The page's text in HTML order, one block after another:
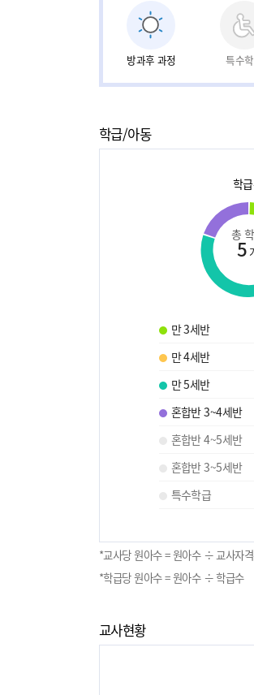
방과후 과정 특수
학급/아동
학
총
5
만 3세반
만 4세반
만 5세반
혼합반 3~4세반
혼합반 4~5세반
혼합반 3~5세반
특수학급
*교사당 원아수 = 원아수 ÷ 교사자
*학급당 원아수 = 원아수 ÷ 학급수
교사현황